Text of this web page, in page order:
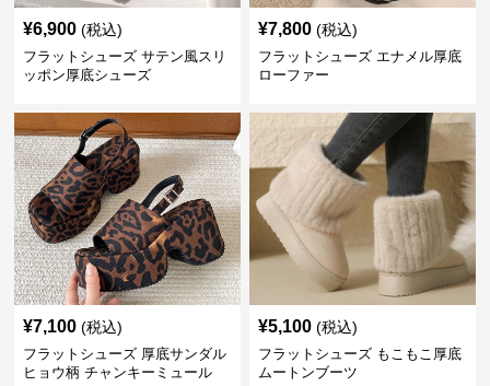
¥6,900 (税込)
フラットシューズ サテン風スリ
ッポン厚底シューズ
¥7,800 (税込)
フラットシューズ エナメル厚底
ローファー
¥7,100 (税込)
フラットシューズ 厚底サンダル
ヒョウ柄 チャンキーミュール
¥5,100 (税込)
フラットシューズ もこもこ厚底
ムートンブーツ